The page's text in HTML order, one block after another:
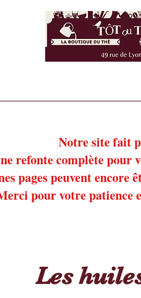
Notre site fait
refonte complète
pages peuvent
pour votre patience
Les